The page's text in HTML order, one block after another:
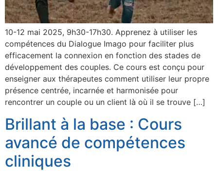
10-12 mai 2025, 9h30-17h30. Apprenez à utiliser les
compétences du Dialogue Imago pour faciliter plus
efficacement la connexion en fonction des stades de
développement des couples. Ce cours est conçu pour
enseigner aux thérapeutes comment utiliser leur propre
présence centrée, incarnée et harmonisée pour
rencontrer un couple ou un client là où il se trouve […]
Brillant à la base : Cours
avancé de compétences
cliniques